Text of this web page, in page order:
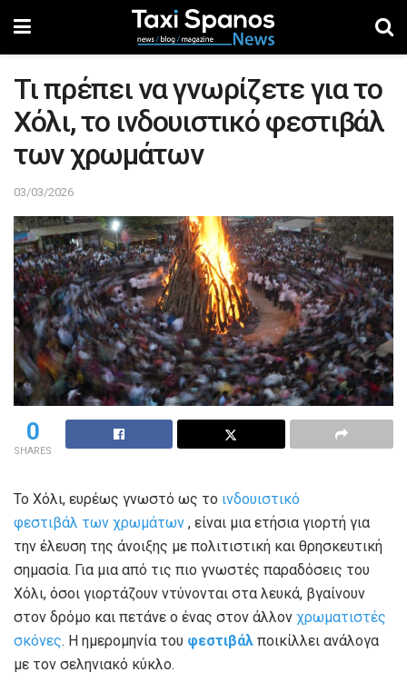
Τι πρέπει να γνωρίζετε για το
Χόλι, το ινδουιστικό φεστιβάλ
των χρωμάτων
03/03/2026
0
SHARES
Το Χόλι, ευρέως γνωστό ως το ινδουιστικό
φεστιβάλ των χρωμάτων , είναι μια ετήσια γιορτή για
την έλευση της άνοιξης με πολιτιστική και θρησκευτική
σημασία. Για μια από τις πιο γνωστές παραδόσεις του
Χόλι, όσοι γιορτάζουν ντύνονται στα λευκά, βγαίνουν
στον δρόμο και πετάνε ο ένας στον άλλον χρωματιστές
σκόνες. Η ημερομηνία του φεστιβάλ ποικίλλει ανάλογα
με τον σεληνιακό κύκλο.